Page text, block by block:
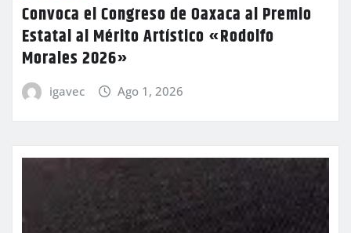
Convoca el Congreso de Oaxaca al Premio
Estatal al Mérito Artístico «Rodolfo
Morales 2026»
igavec Ago 1, 2026